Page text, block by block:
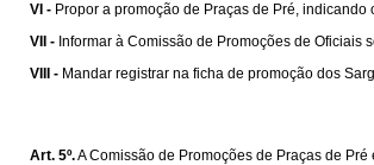
VI - Propor a promoção de Praças de Pré, indicando
VII - Informar à Comissão de Promoções de
VIII - Mandar registrar na ficha de promoção dos
Art. 5º.A Comissão de Promoções de Praças de